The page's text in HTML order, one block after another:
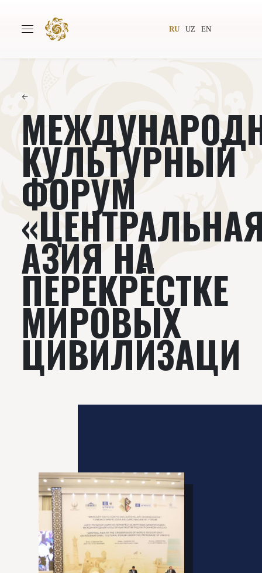
RU UZ EN
Авторы Всемирное общество
Издательство Новости
Проекты
←
КУЛЬТУРНЫЙ
ФОРУМ
АЗИЯ НА
ПЕРЕКРЁСТКЕ
МИРОВЫХ
ЦИВИЛИЗАЦИ